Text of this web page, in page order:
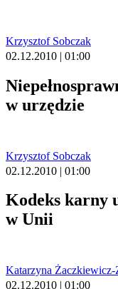
Krzysztof Sobczak
02.12.2010 | 01:00
w urzędzie
Krzysztof Sobczak
02.12.2010 | 01:00
Kodeks karny
w Unii
Katarzyna Żaczkiewicz-
02.12.2010 | 01:00